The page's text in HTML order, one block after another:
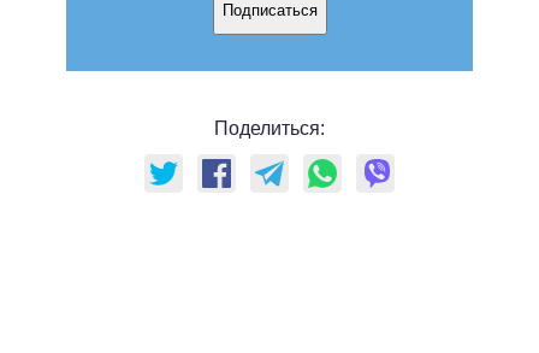
Подписаться
Поделиться: